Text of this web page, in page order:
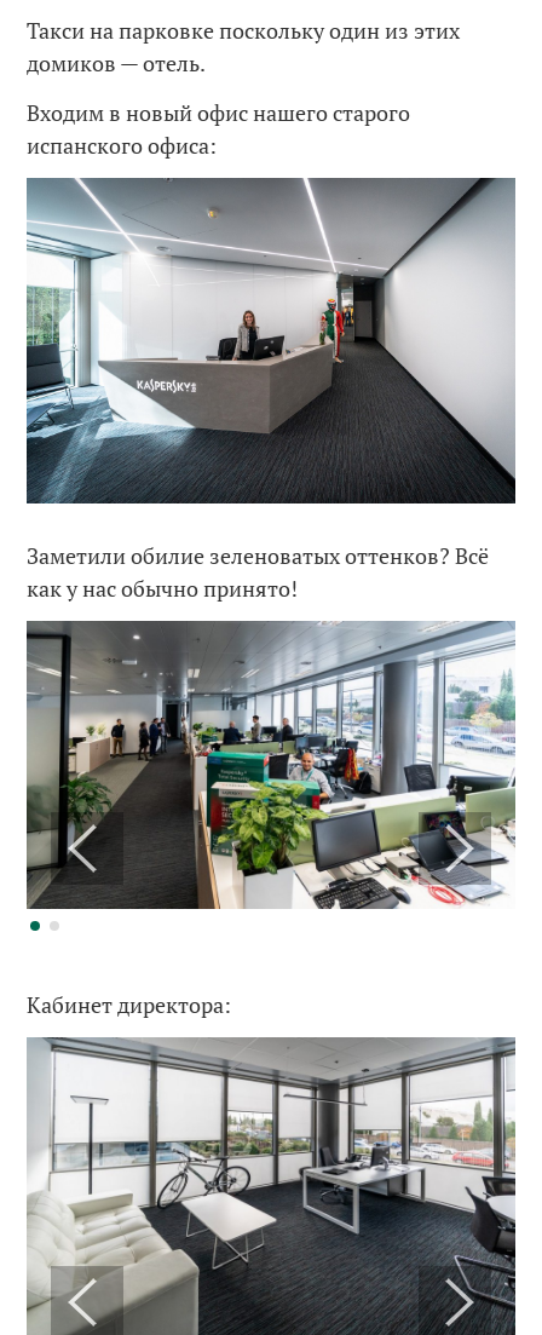
Такси на парковке поскольку один из этих
домиков — отель.
Входим в новый офис нашего старого
испанского офиса:
Заметили обилие зеленоватых оттенков? Всё
как у нас обычно принято!
Кабинет директора: